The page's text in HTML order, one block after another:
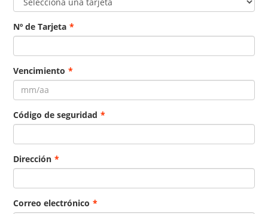
Nº de Tarjeta *
Vencimiento *
Código de seguridad *
Dirección *
Correo electrónico *